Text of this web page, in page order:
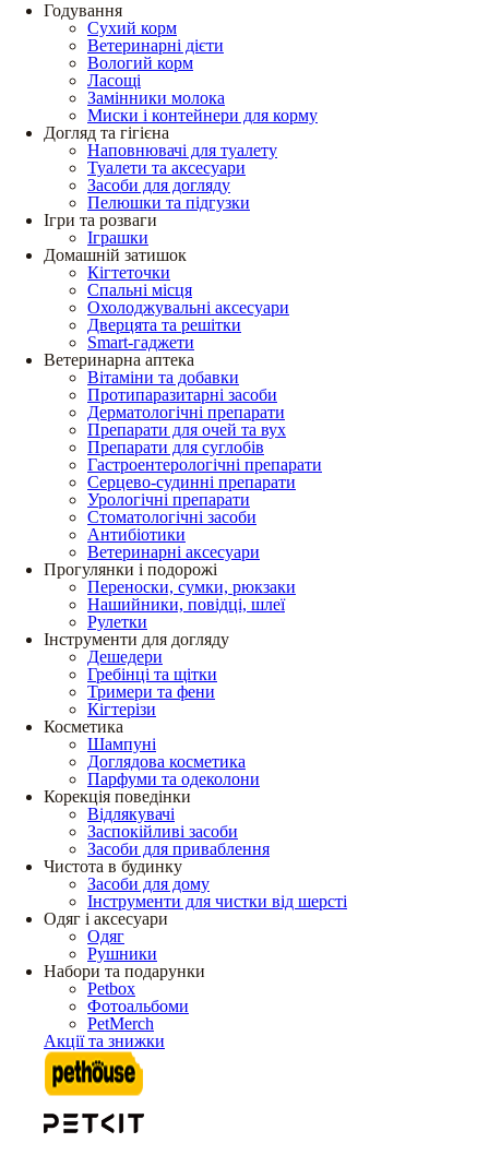
Годування
Сухий корм
Ветеринарні дієти
Вологий корм
Ласощі
Замінники молока
Миски і контейнери для корму
Догляд та гігієна
Наповнювачі для туалету
Туалети та аксесуари
Засоби для догляду
Пелюшки та підгузки
Ігри та розваги
Іграшки
Домашній затишок
Кігтеточки
Спальні місця
Охолоджувальні аксесуари
Дверцята та решітки
Smart-гаджети
Ветеринарна аптека
Вітаміни та добавки
Протипаразитарні засоби
Дерматологічні препарати
Препарати для очей та вух
Препарати для суглобів
Гастроентерологічні препарати
Серцево-судинні препарати
Урологічні препарати
Стоматологічні засоби
Антибіотики
Ветеринарні аксесуари
Прогулянки і подорожі
Переноски, сумки, рюкзаки
Нашийники, повідці, шлеї
Рулетки
Інструменти для догляду
Дешедери
Гребінці та щітки
Тримери та фени
Кігтерізи
Косметика
Шампуні
Доглядова косметика
Парфуми та одеколони
Корекція поведінки
Відлякувачі
Заспокійливі засоби
Засоби для приваблення
Чистота в будинку
Засоби для дому
Інструменти для чистки від шерсті
Одяг і аксесуари
Одяг
Рушники
Набори та подарунки
Petbox
Фотоальбоми
PetMerch
Акції та знижки